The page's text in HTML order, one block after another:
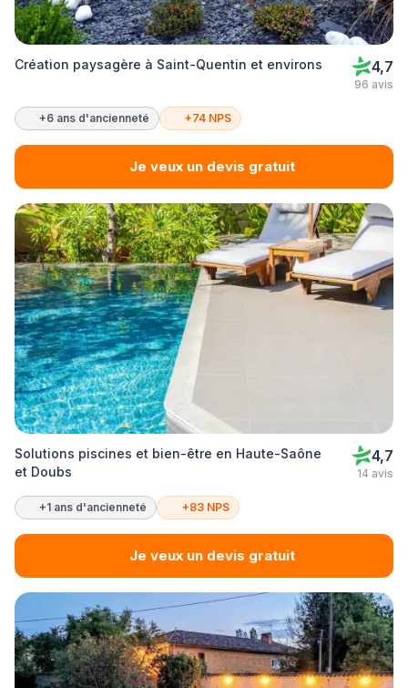
Création paysagère à Saint-Quentin et environs 4,7
96 avis
+6 ans d'ancienneté +74 NPS
Je veux un devis gratuit
Solutions piscines et bien-être en Haute-Saône
et Doubs
4,7
14 avis
+1 ans d'ancienneté +83 NPS
Je veux un devis gratuit